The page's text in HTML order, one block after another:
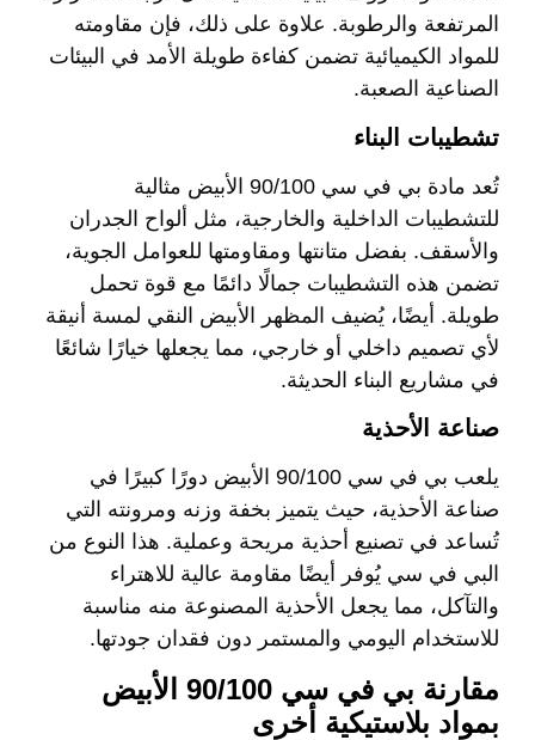
المرتفعة والرطوبة. علاوة على ذلك، فإن مقاومته
للمواد الكيميائية تضمن كفاءة طويلة الأمد في البيئات
الصناعية الصعبة.
تشطيبات البناء
تُعد مادة بي في سي 90/100 الأبيض مثالية
للتشطيبات الداخلية والخارجية، مثل ألواح الجدران
والأسقف. بفضل متانتها ومقاومتها للعوامل الجوية،
تضمن هذه التشطيبات جمالًا دائمًا مع قوة تحمل
طويلة. أيضًا، يُضيف المظهر الأبيض النقي لمسة أنيقة
لأي تصميم داخلي أو خارجي، مما يجعلها خيارًا شائعًا
في مشاريع البناء الحديثة.
صناعة الأحذية
يلعب بي في سي 90/100 الأبيض دورًا كبيرًا في
صناعة الأحذية، حيث يتميز بخفة وزنه ومرونته التي
تُساعد في تصنيع أحذية مريحة وعملية. هذا النوع من
البي في سي يُوفر أيضًا مقاومة عالية للاهتراء
والتآكل، مما يجعل الأحذية المصنوعة منه مناسبة
للاستخدام اليومي والمستمر دون فقدان جودتها.
مقارنة بي في سي 90/100 الأبيض
بمواد بلاستيكية أخرى